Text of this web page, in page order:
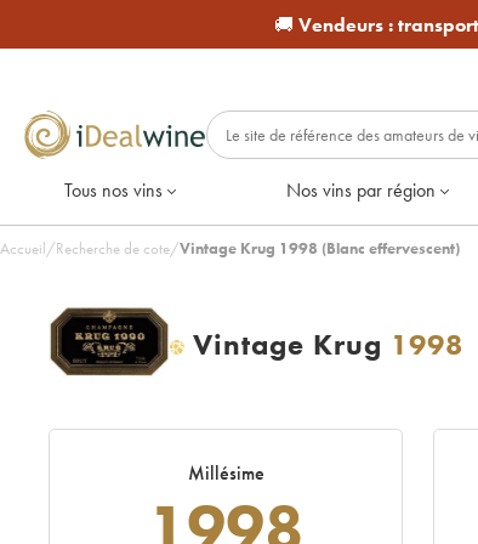
🚚 Vendeurs :
Tous nos vins Nos vins par région
Accueil/Recherche de cote/Vintage Krug 1998 (Blanc effervescent)
H Vintage Krug 1998
Millésime